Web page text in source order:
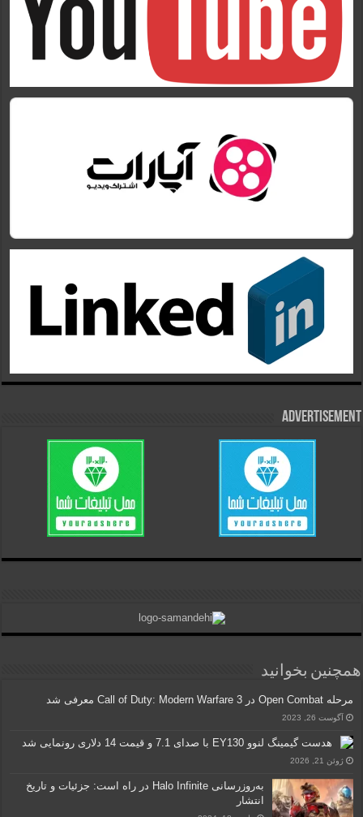
Advertisement
همچنین بخوانید
مرحله Open Combat در Call of Duty: Modern Warfare 3 معرفی شد
آگوست 26, 2023
هدست گیمینگ لنوو EY130 با صدای 7.1 و قیمت 14 دلاری رونمایی شد
ژوئن 21, 2026
به‌روزرسانی Halo Infinite در راه است: جزئیات و تاریخ
انتشار